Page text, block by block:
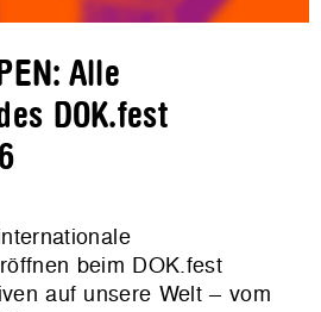
Alle
DOK.fest
beim DOK.fest
auf unsere Welt – vom